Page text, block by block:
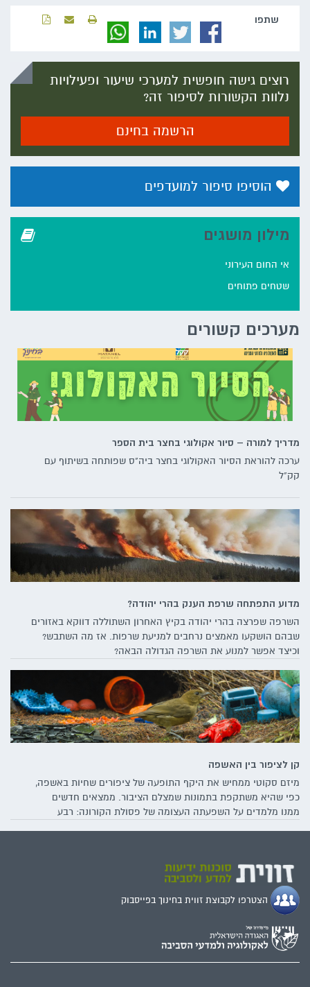
שתפו‬
רוצים גישה חופשית למערכי שיעור ופעילויות
נלוות הקשורות לסיפור זה?
הרשמה בחינם
הוסיפו סיפור למועדפים
מילון מושגים
אי החום העירוני
שטחים פתוחים
מערכים קשורים
מדריך למורה – סיור אקולוגי בחצר בית הספר
ערכה להוראת הסיור האקולוגי בחצר ביה"ס שפותחה בשיתוף עם
קק"ל
מדוע התפתחה שרפת הענק בהרי יהודה?
השרפה שפרצה בהרי יהודה בקיץ האחרון השתוללה דווקא באזורים
שבהם הושקעו מאמצים נרחבים למניעת שרפות. אז מה השתבש?
וכיצד אפשר למנוע את השרפה הגדולה הבאה?
קן לציפור בין האשפה
מיזם סקוטי ממחיש את היקף התופעה של ציפורים שחיות באשפה,
כפי שהיא משתקפת בתמונות שמצלם הציבור. ממצאים חדשים
ממנו מלמדים על השפעתה העצומה של פסולת הקורונה: רבע
הצטרפו לקבוצת זווית בחינוך בפייסבוק